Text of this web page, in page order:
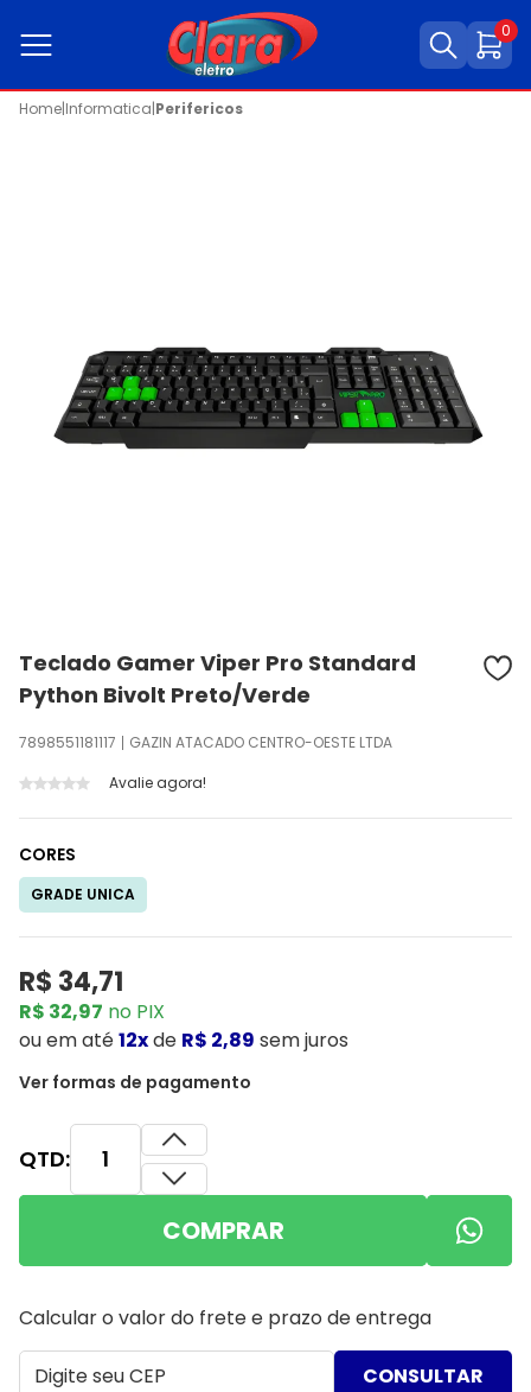
0
Home|Informatica|Perifericos
Teclado Gamer Viper Pro Standard
Python Bivolt Preto/Verde
7898551181117
GAZIN ATACADO CENTRO-OESTE LTDA
Avalie agora!
R$ 34,71
R$ 32,97 no PIX
ouem até12xde R$ 2,89 sem juros
Ver formas de pagamento
CORES
GRADE UNICA
QTD:
COMPRAR
Calcular o valor do frete e prazo de entrega